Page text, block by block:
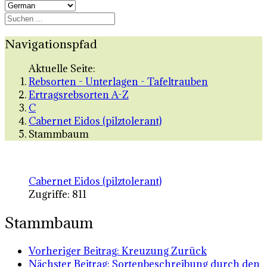
Navigationspfad
Aktuelle Seite:
Rebsorten - Unterlagen - Tafeltrauben
Ertragsrebsorten A-Z
C
Cabernet Eidos (pilztolerant)
Stammbaum
Cabernet Eidos (pilztolerant)
Zugriffe: 811
Stammbaum
Vorheriger Beitrag: KreuzungZurück
Nächster Beitrag: Sortenbeschreibung durch den